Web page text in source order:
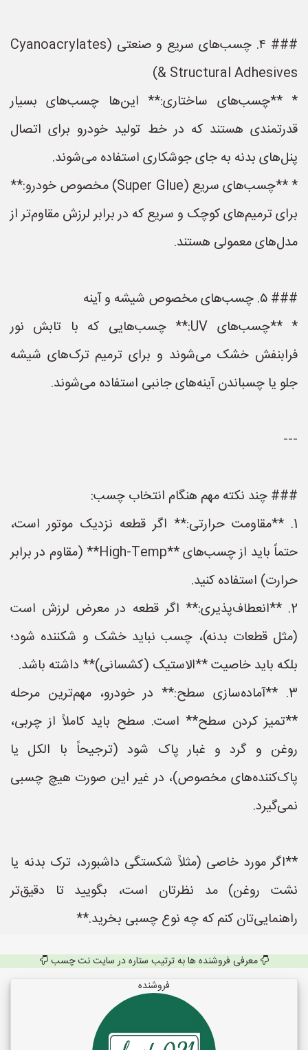
### ۴. چسب‌های سریع و صنعتی (Cyanoacrylates
& Structural Adhesives)
* **چسب‌های ساختاری:** این‌ها چسب‌های بسیار
قدرتمندی هستند که در خط تولید خودرو برای اتصال
پنل‌های بدنه به جای جوشکاری استفاده می‌شوند.
* **چسب‌های سریع (Super Glue) مخصوص خودرو:**
برای ترمیم‌های کوچک و سریع که در برابر لرزش مقاوم‌تر از
مدل‌های معمولی هستند.
### ۵. چسب‌های مخصوص شیشه و آینه
* **چسب‌های UV:** چسب‌هایی که با تابش نور
فرابنفش خشک می‌شوند و برای ترمیم ترک‌های شیشه
جلو یا چسباندن آینه‌های جانبی استفاده می‌شوند.
---
### چند نکته مهم هنگام انتخاب چسب:
1. **مقاومت حرارتی:** اگر قطعه نزدیک موتور است،
حتماً باید از چسب‌های **High-Temp** (مقاوم در برابر
حرارت) استفاده کنید.
2. **انعطاف‌پذیری:** اگر قطعه در معرض لرزش است
(مثل قطعات بدنه)، چسب نباید خشک و شکننده شود؛
بلکه باید خاصیت **الاستیک (کشسانی)** داشته باشد.
3. **آماده‌سازی سطح:** در خودرو، مهم‌ترین مرحله
**تمیز کردن سطح** است. سطح باید کاملاً از چربی،
روغن و گرد و غبار پاک شود (ترجیحاً با الکل یا
پاک‌کننده‌های مخصوص)، در غیر این صورت هیچ چسبی
نمی‌گیرد.
**اگر مورد خاصی (مثلاً شکستگی داشبورد، ترک بدنه یا
نشت روغن) مد نظرتان است، بگویید تا دقیق‌تر
راهنمایی‌تان کنم که چه نوع چسبی بخرید.**
معرفی فروشنده ها به ترتیب ستاره در سایت نت چسب
فروشنده